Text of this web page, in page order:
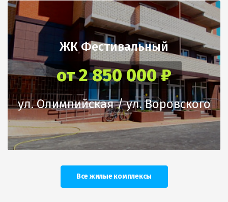
ЖК Фестивальный
от 2 850 000 ₽
ул. Олимпийская / ул. Воровского
Все жилые комплексы